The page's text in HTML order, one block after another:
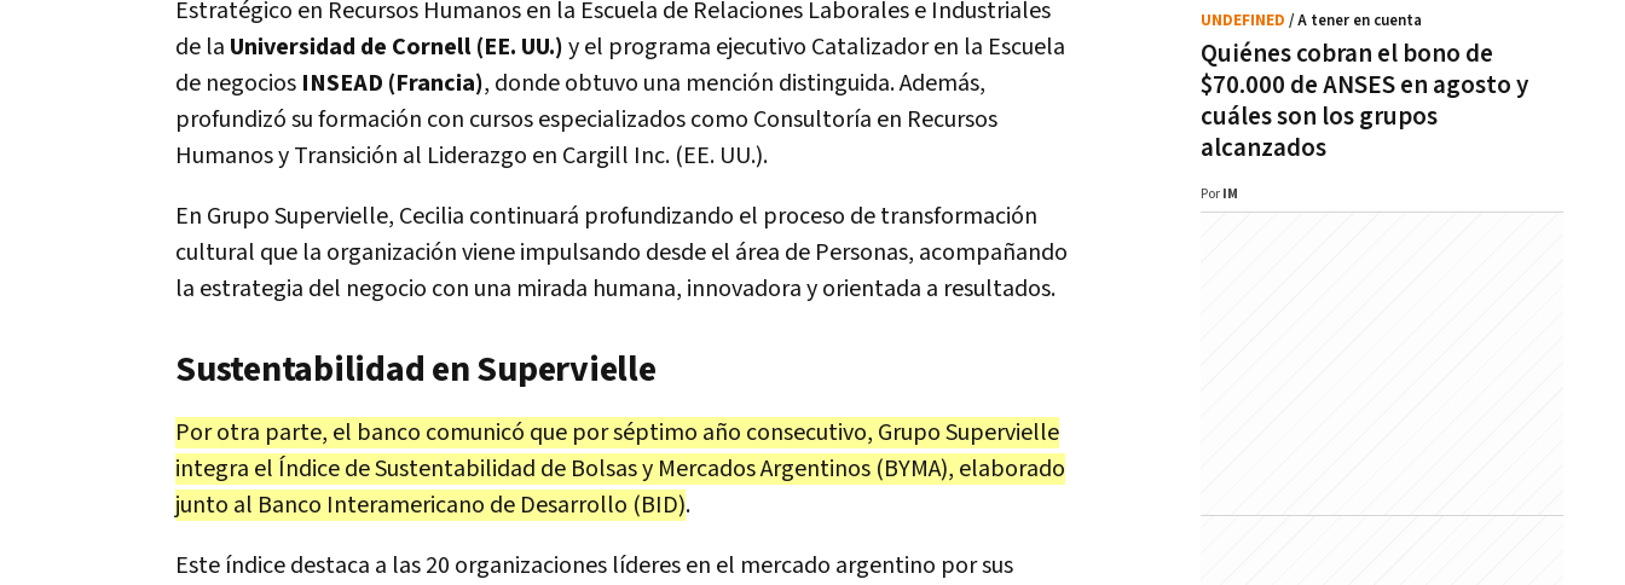
Estratégico en Recursos Humanos en la Escuela de Relaciones Laborales e Industriales
de la Universidad de Cornell (EE. UU.)y el programa ejecutivo Catalizador en la Escuela
de negocios INSEAD (Francia), donde obtuvo una mención distinguida. Además,
profundizó su formación con cursos especializados como Consultoría en Recursos
Humanos y Transición al Liderazgo en Cargill Inc. (EE. UU.).
En Grupo Supervielle, Cecilia continuará profundizando el proceso de transformación
cultural que la organización viene impulsando desde el área de Personas, acompañando
la estrategia del negocio con una mirada humana, innovadora y orientada a resultados.
Sustentabilidad en Supervielle
Por otra parte, el banco comunicó que por séptimo año consecutivo, Grupo Supervielle
integra el Índice de Sustentabilidad de Bolsas y Mercados Argentinos (BYMA), elaborado
junto al Banco Interamericano de Desarrollo (BID).
Este índice destaca a las 20 organizaciones líderes en el mercado argentino por sus
Quiénes cobran el bono de
$70.000 de ANSES en agosto y
cuáles son los grupos
alcanzados
UNDEFINED / A tener en cuenta
Por IM